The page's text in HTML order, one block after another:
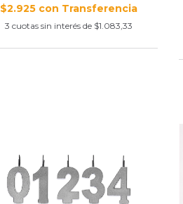
$2.925 con
3 cuotas sin interés de $1.083,33